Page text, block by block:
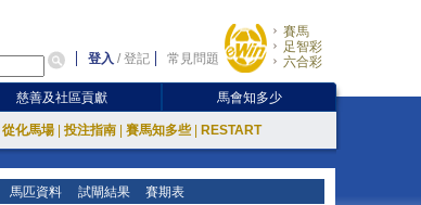
登入 /登記 常見問題
賽馬
足智彩
六合彩
慈善及社區貢獻 馬會知多少
從化馬場 投注指南 賽馬知多些 RESTART
馬匹資料 試閘結果 賽期表